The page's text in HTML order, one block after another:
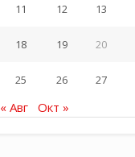
11 12 13
18 19 20
25 26 27
« Авг Окт »